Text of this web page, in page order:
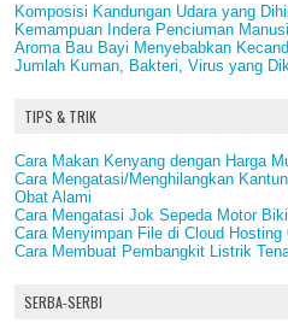
Komposisi Kandungan Udara yang
Kemampuan Indera Penciuman
Aroma Bau Bayi Menyebabkan
Jumlah Kuman, Bakteri, Virus yang
TIPS & TRIK
Cara Makan Kenyang dengan Harga
Cara Mengatasi/Menghilangkan
Obat Alami
Cara Mengatasi Jok Sepeda Motor
Cara Menyimpan File di Cloud
Cara Membuat Pembangkit Listrik
SERBA-SERBI